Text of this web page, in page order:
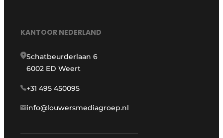
KANTOOR NEDERLAND
Schatbeurderlaan 6
6002 ED Weert
+31 495 450095
info@louwersmediagroep.nl